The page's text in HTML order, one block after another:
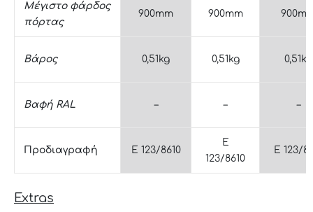
Μέγιστο φάρδος
πόρτας
900mm 900mm
Βάρος 0,51kg 0,51kg 0,51kg
Βαφή RAL – – –
Προδιαγραφή E 123/8610
E
123/8610
E 123/
Extras